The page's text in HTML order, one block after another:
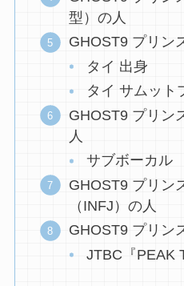
型）の人
GHOST9 プリン
タイ 出身
タイ サムット
GHOST9 プリン
人
サブボーカル
GHOST9 プリン
（INFJ）の人
GHOST9 プリン
JTBC『PEAK